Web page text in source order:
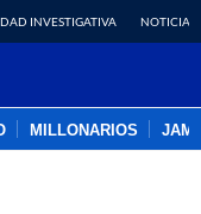
INVESTIGATIVA NOTICIAS
MILLONARIOS